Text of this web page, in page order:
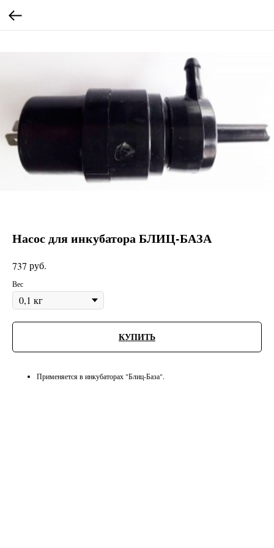
Насос для инкубатора БЛИЦ-БАЗА
737 руб.
Вес
КУПИТЬ
Применяется в инкубаторах "Блиц-База".